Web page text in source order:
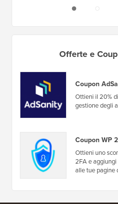
Offerte e
Coupon
Ottieni il 20%
gestione degli
Coupon WP
Ottieni uno
2FA e
alle tue pagine